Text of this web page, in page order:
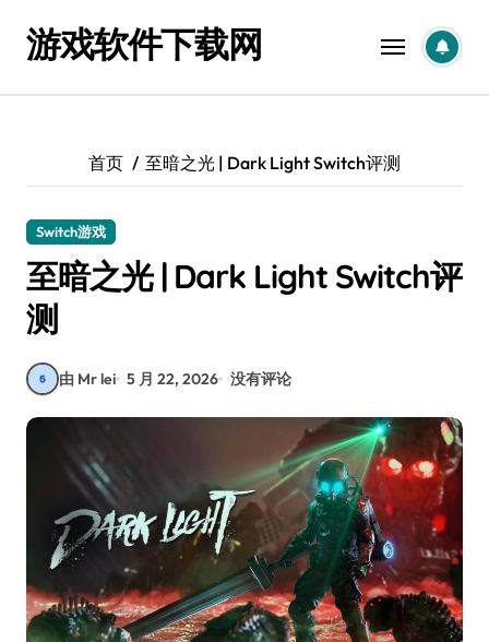
游戏软件下载网
首页 至暗之光 | Dark Light Switch评测
Switch游戏
至暗之光 | Dark Light Switch评
测
由 Mr lei 5 月 22, 2026 没有评论